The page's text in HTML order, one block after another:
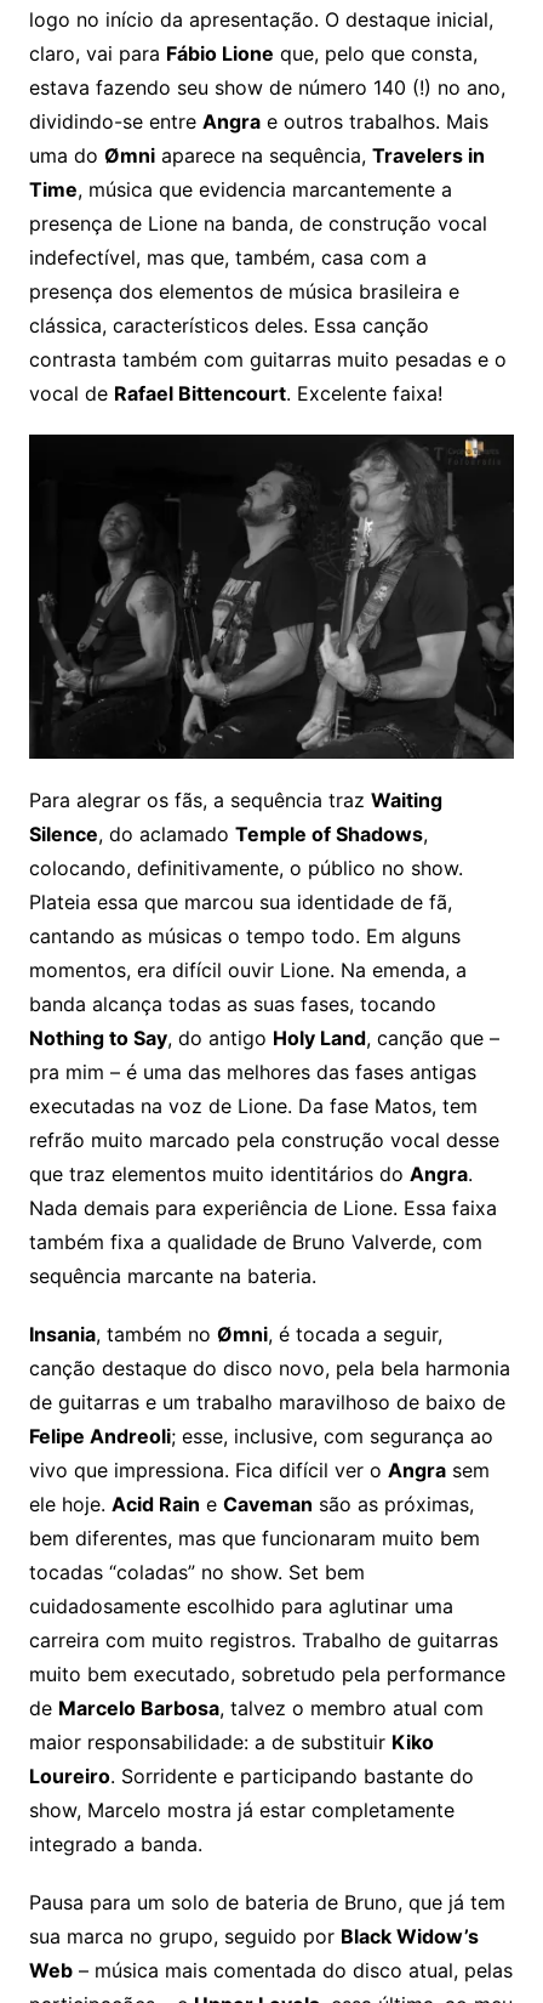
logo no início da apresentação. O destaque inicial,
claro, vai para Fábio Lione que, pelo que consta,
estava fazendo seu show de número 140 (!) no ano,
dividindo-se entre Angrae outros trabalhos. Mais
uma do Ømniaparece na sequência, Travelers in
Time, música que evidencia marcantemente a
presença de Lione na banda, de construção vocal
indefectível, mas que, também, casa com a
presença dos elementos de música brasileira e
clássica, característicos deles. Essa canção
contrasta também com guitarras muito pesadas e o
vocal de Rafael Bittencourt. Excelente faixa!
Para alegrar os fãs, a sequência traz Waiting
Silence, do aclamado Temple of Shadows,
colocando, definitivamente, o público no show.
Plateia essa que marcou sua identidade de fã,
cantando as músicas o tempo todo. Em alguns
momentos, era difícil ouvir Lione. Na emenda, a
banda alcança todas as suas fases, tocando
Nothing to Say, do antigo Holy Land, canção que –
pra mim – é uma das melhores das fases antigas
executadas na voz de Lione. Da fase Matos, tem
refrão muito marcado pela construção vocal desse
que traz elementos muito identitários do Angra.
Nada demais para experiência de Lione. Essa faixa
também fixa a qualidade de Bruno Valverde, com
sequência marcante na bateria.
Insania, também no Ømni, é tocada a seguir,
canção destaque do disco novo, pela bela harmonia
de guitarras e um trabalho maravilhoso de baixo de
Felipe Andreoli; esse, inclusive, com segurança ao
vivo que impressiona. Fica difícil ver o Angrasem
ele hoje. Acid Rain e Caveman são as próximas,
bem diferentes, mas que funcionaram muito bem
tocadas “coladas” no show. Set bem
cuidadosamente escolhido para aglutinar uma
carreira com muito registros. Trabalho de guitarras
muito bem executado, sobretudo pela performance
de Marcelo Barbosa, talvez o membro atual com
maior responsabilidade: a de substituir Kiko
Loureiro. Sorridente e participando bastante do
show, Marcelo mostra já estar completamente
integrado a banda.
Pausa para um solo de bateria de Bruno, que já tem
sua marca no grupo, seguido por Black Widow’s
Web– música mais comentada do disco atual, pelas